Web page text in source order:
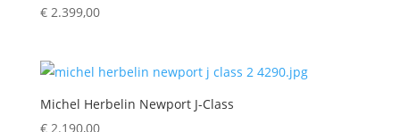
€2.399,00
Michel Herbelin Newport J-Class
€2.190,00